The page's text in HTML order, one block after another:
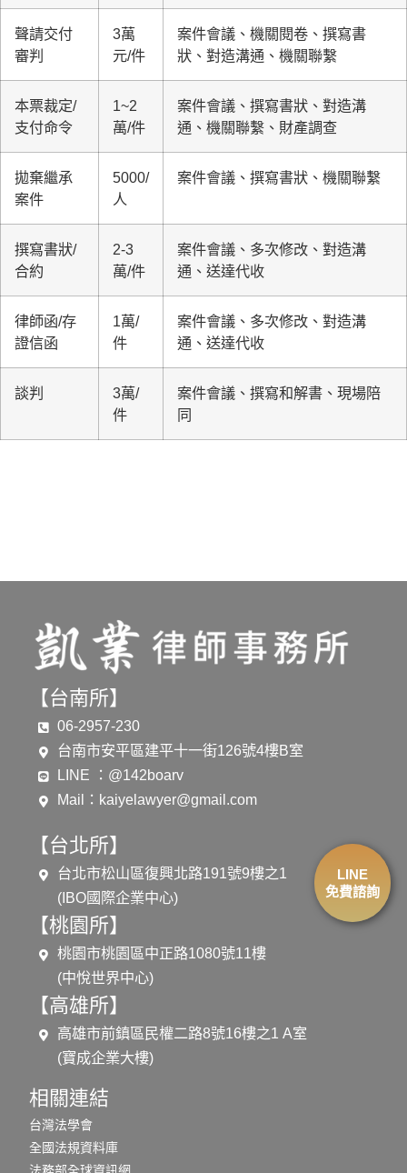
聲請交付
審判
3萬
元/件
案件會議、機關閱卷、撰寫書
狀、對造溝通、機關聯繫
本票裁定/
支付命令
1~2
萬/件
案件會議、撰寫書狀、對造溝
通、機關聯繫、財產調查
拋棄繼承
案件
5000/
人
案件會議、撰寫書狀、機關聯繫
撰寫書狀/
合約
2-3
萬/件
案件會議、多次修改、對造溝
通、送達代收
律師函/存
證信函
1萬/
件
案件會議、多次修改、對造溝
通、送達代收
談判
3萬/
件
案件會議、撰寫和解書、現場陪
同
【台南所】
06-2957-230
台南市安平區建平十一街126號4樓B室
LINE ：@142boarv
Mail： kaiyelawyer@gmail.com
【台北所】
台北市松山區復興北路191號9樓之1
(IBO國際企業中心)
【桃園所】
桃園市桃園區中正路1080號11樓
(中悅世界中心)
【高雄所】
高雄市前鎮區民權二路8號16樓之1 A室
(寶成企業大樓)
相關連結
台灣法學會
全國法規資料庫
法務部全球資訊網
LINE
免費諮詢